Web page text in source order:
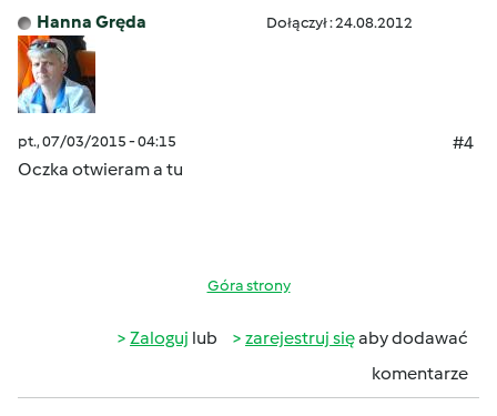
Hanna Gręda Dołączył : 24.08.2012
pt., 07/03/2015 - 04:15
#4
Oczka otwieram a tu
Góra strony
Zaloguj lub zarejestruj sięaby dodawać
komentarze